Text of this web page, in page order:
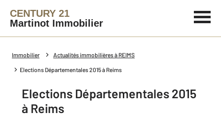
CENTURY 21
Martinot Immobilier
Immobilier Actualités immobilières à REIMS
Elections Départementales 2015 à Reims
Elections Départementales 2015
à Reims